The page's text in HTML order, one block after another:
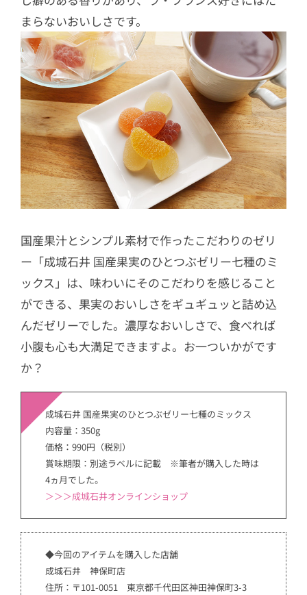
まらないおいしさです。
国産果汁とシンプル素材で作ったこだわりのゼリ
ー「成城石井 国産果実のひとつぶゼリー七種のミ
ックス」は、味わいにそのこだわりを感じること
ができる、果実のおいしさをギュギュッと詰め込
んだゼリーでした。濃厚なおいしさで、食べれば
小腹も心も大満足できますよ。お一ついかがです
か？
成城石井 国産果実のひとつぶゼリー七種のミックス
内容量：350g
価格：990円（税別）
賞味期限：別途ラベルに記載 ※筆者が購入した時は
4ヵ月でした。
＞＞＞成城石井オンラインショップ
◆今回のアイテムを購入した店舗
成城石井 神保町店
住所：〒101-0051 東京都千代田区神田神保町3-3